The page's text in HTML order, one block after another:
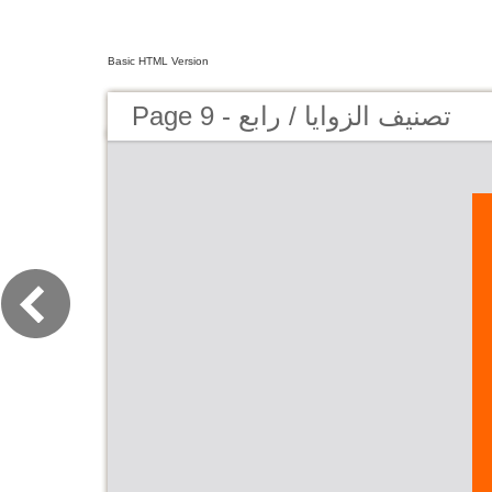
Basic HTML Version
Page 9 - تصنيف الزوايا / رابع